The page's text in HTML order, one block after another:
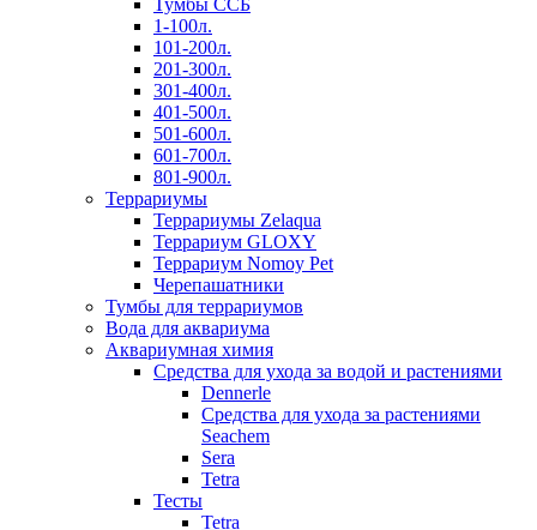
Тумбы ССБ
1-100л.
101-200л.
201-300л.
301-400л.
401-500л.
501-600л.
601-700л.
801-900л.
Террариумы
Террариумы Zelaqua
Террариум GLOXY
Террариум Nomoy Pet
Черепашатники
Тумбы для террариумов
Вода для аквариума
Аквариумная химия
Средства для ухода за водой и растениями
Dennerle
Средства для ухода за растениями
Seachem
Sera
Tetra
Тесты
Tetra